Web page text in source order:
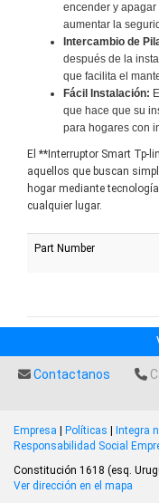
encender y
aumentar la
Intercambio de
después de la
que facilita el
Fácil Instalación:
que hace que su
para hogares con
El **Interruptor Smart Tp-
aquellos que buscan
hogar mediante
cualquier lugar.
Part Number
Contactanos
Empresa Políticas Integra
Responsabilidad Social
Constitución 1618 (esq.
Ver dirección en el mapa